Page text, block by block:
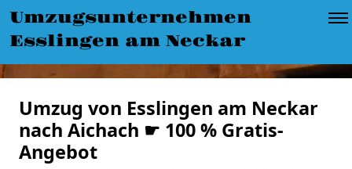
Umzugsunternehmen
Esslingen am Neckar
Umzug von Esslingen am Neckar
nach Aichach ☛ 100 % Gratis-
Angebot